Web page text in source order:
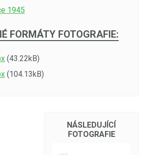
1945
FORMÁTY FOTOGRAFIE:
(43.22kB)
(104.13kB)
NÁSLEDUJÍCÍ
FOTOGRAFIE